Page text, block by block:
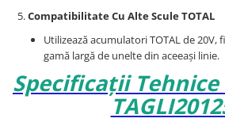
Compatibilitate Cu Alte Scule TOTAL
Utilizează acumulatori TOTAL de
gamă largă de unelte din aceeași linie.
Specificații Tehnice